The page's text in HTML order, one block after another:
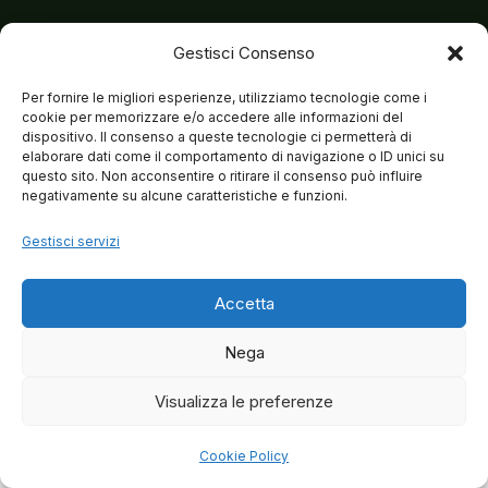
Gestisci Consenso
Per fornire le migliori esperienze, utilizziamo tecnologie come i
cookie per memorizzare e/o accedere alle informazioni del
dispositivo. Il consenso a queste tecnologie ci permetterà di
elaborare dati come il comportamento di navigazione o ID unici su
questo sito. Non acconsentire o ritirare il consenso può influire
negativamente su alcune caratteristiche e funzioni.
Gestisci servizi
Accetta
Nega
Visualizza le preferenze
Cookie Policy